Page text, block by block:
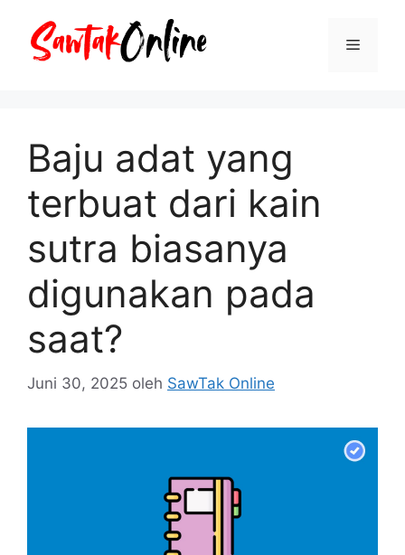
Menu
Baju adat yang
terbuat dari kain
sutra biasanya
digunakan pada
saat?
Juni 30, 2025 oleh SawTak Online